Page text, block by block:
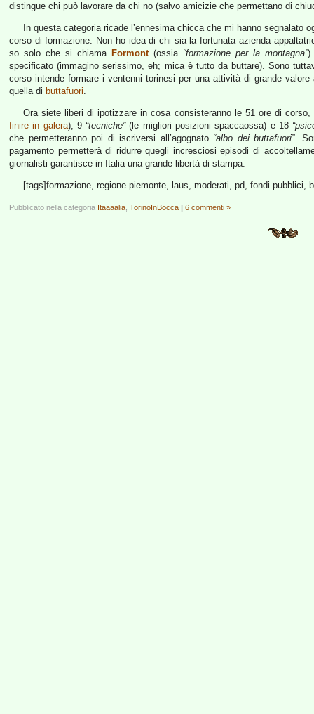
distingue chi può lavorare da chi no (salvo amicizie che permettano di
In questa categoria ricade l’ennesima chicca che mi hanno segnalato
corso di formazione. Non ho idea di chi sia la fortunata azienda
so solo che si chiama Formont(ossia “formazione per la montagna”)
specificato (immagino serissimo, eh; mica è tutto da buttare). Sono
corso intende formare i ventenni torinesi per una attività di grande
quella di buttafuori.
Ora siete liberi di ipotizzare in cosa consisteranno le 51 ore di
finire in galera), 9 “tecniche”(le migliori posizioni spaccaossa) e 18
che permetteranno poi di iscriversi all’agognato “albo dei buttafuori”.
pagamento permetterà di ridurre quegli incresciosi episodi di
giornalisti garantisce in Italia una grande libertà di stampa.
[tags]formazione, regione piemonte, laus, moderati, pd, fondi pubblici,
Pubblicato nella categoria Itaaaalia TorinoInBocca | 6 commenti »